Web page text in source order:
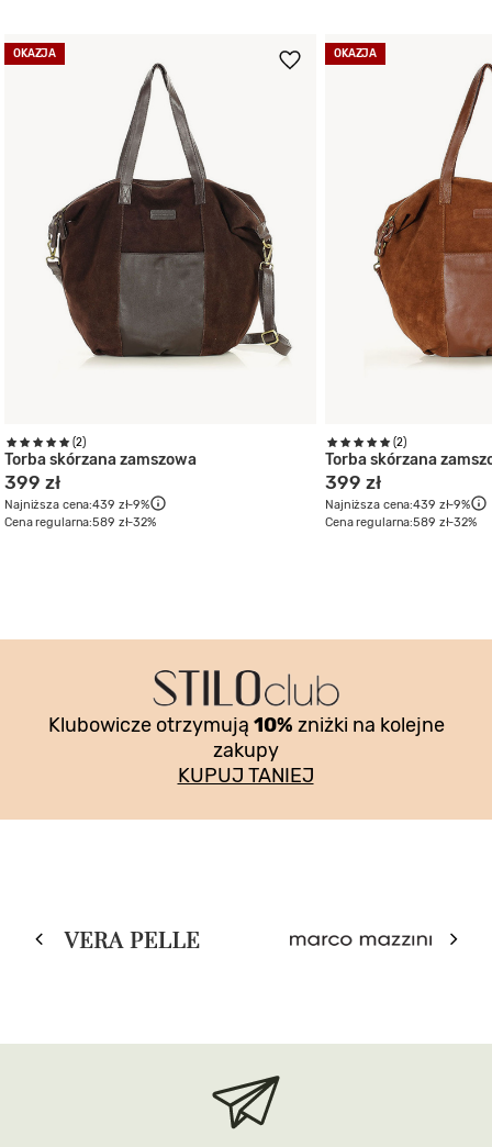
OKAZJA
(2)
Torba skórzana zamszowa
399 zł
Najniższa cena:439 zł-9%
Cena regularna:589 zł-32%
OKAZJA
(2)
Torba skórzana
399 zł
Najniższa cena:439 zł-9%
Cena regularna:589 zł-32%
Klubowicze otrzymują 10% zniżki na kolejne
zakupy
KUPUJ TANIEJ